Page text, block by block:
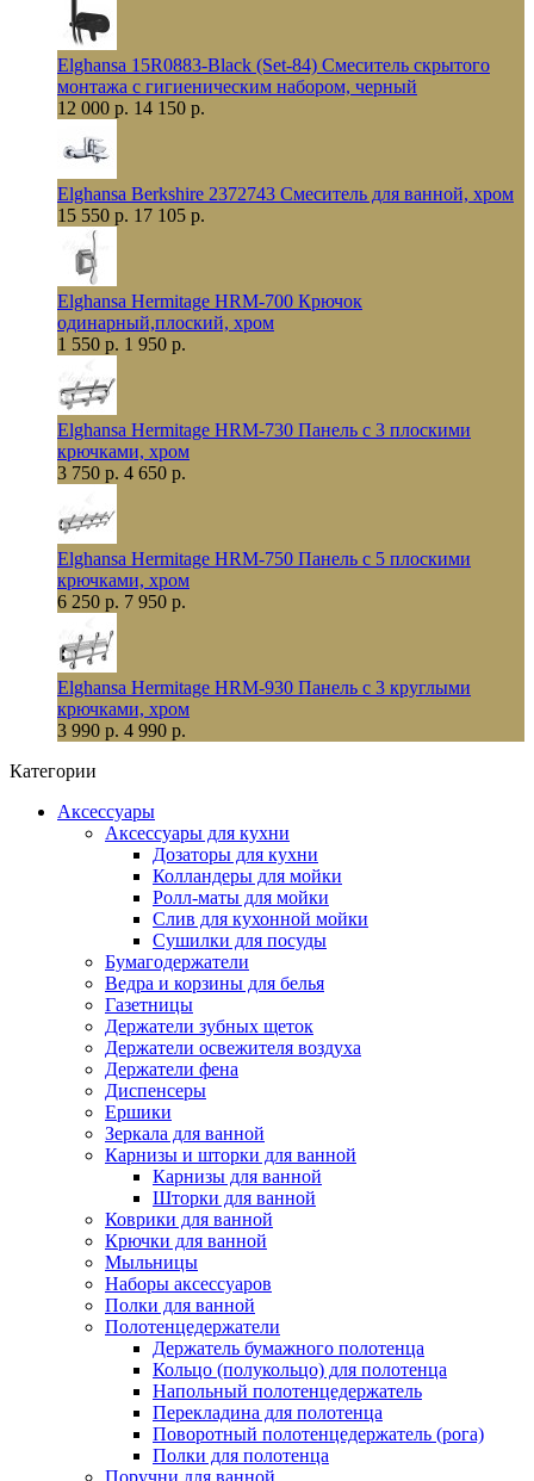
Elghansa 15R0883-Black (Set-84) Смеситель скрытого
монтажа с гигиеническим набором, черный
12 000 р. 14 150 р.
Elghansa Berkshire 2372743 Смеситель для ванной, хром
15 550 р. 17 105 р.
Elghansa Hermitage HRM-700 Крючок
одинарный,плоский, хром
1 550 р. 1 950 р.
Elghansa Hermitage HRM-730 Панель с 3 плоскими
крючками, хром
3 750 р. 4 650 р.
Elghansa Hermitage HRM-750 Панель с 5 плоскими
крючками, хром
6 250 р. 7 950 р.
Elghansa Hermitage HRM-930 Панель с 3 круглыми
крючками, хром
3 990 р. 4 990 р.
Категории
Аксессуары
Аксессуары для кухни
Дозаторы для кухни
Колландеры для мойки
Ролл-маты для мойки
Слив для кухонной мойки
Сушилки для посуды
Бумагодержатели
Ведра и корзины для белья
Газетницы
Держатели зубных щеток
Держатели освежителя воздуха
Держатели фена
Диспенсеры
Ершики
Зеркала для ванной
Карнизы и шторки для ванной
Карнизы для ванной
Шторки для ванной
Коврики для ванной
Крючки для ванной
Мыльницы
Наборы аксессуаров
Полки для ванной
Полотенцедержатели
Держатель бумажного полотенца
Кольцо (полукольцо) для полотенца
Напольный полотенцедержатель
Перекладина для полотенца
Поворотный полотенцедержатель (рога)
Полки для полотенца
Поручни для ванной